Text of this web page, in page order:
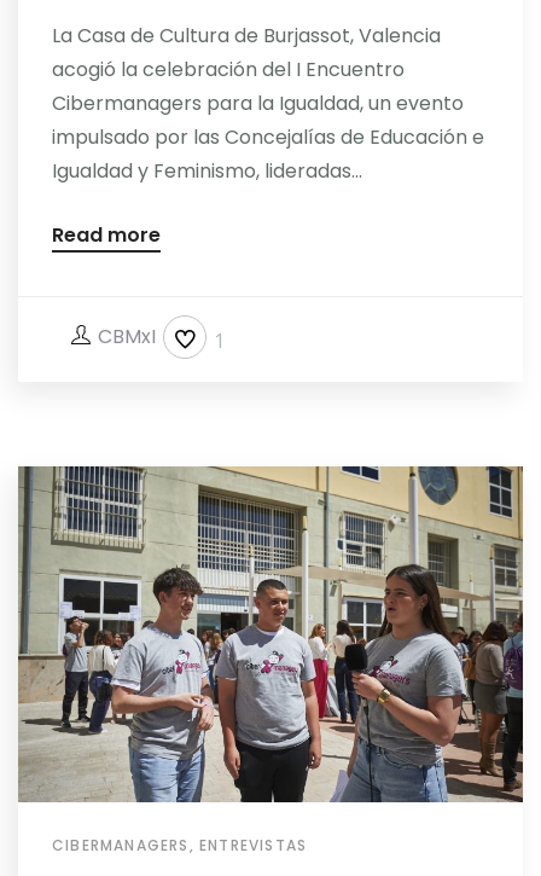
La Casa de Cultura de Burjassot, Valencia
acogió la celebración del I Encuentro
Cibermanagers para la Igualdad, un evento
impulsado por las Concejalías de Educación e
Igualdad y Feminismo, lideradas...
Read more
CBMxI 1
CIBERMANAGERS,ENTREVISTAS